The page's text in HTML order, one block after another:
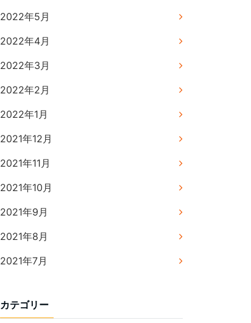
2022年5月
2022年4月
2022年3月
2022年2月
2022年1月
2021年12月
2021年11月
2021年10月
2021年9月
2021年8月
2021年7月
カテゴリー